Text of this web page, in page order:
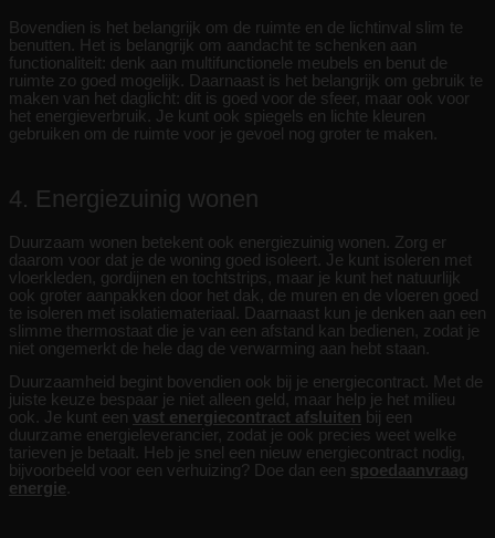
Bovendien is het belangrijk om de ruimte en de lichtinval slim te
benutten. Het is belangrijk om aandacht te schenken aan
functionaliteit: denk aan multifunctionele meubels en benut de
ruimte zo goed mogelijk. Daarnaast is het belangrijk om gebruik te
maken van het daglicht: dit is goed voor de sfeer, maar ook voor
het energieverbruik. Je kunt ook spiegels en lichte kleuren
gebruiken om de ruimte voor je gevoel nog groter te maken.
4. Energiezuinig wonen
Duurzaam wonen betekent ook energiezuinig wonen. Zorg er
daarom voor dat je de woning goed isoleert. Je kunt isoleren met
vloerkleden, gordijnen en tochtstrips, maar je kunt het natuurlijk
ook groter aanpakken door het dak, de muren en de vloeren goed
te isoleren met isolatiemateriaal. Daarnaast kun je denken aan een
slimme thermostaat die je van een afstand kan bedienen, zodat je
niet ongemerkt de hele dag de verwarming aan hebt staan.
Duurzaamheid begint bovendien ook bij je energiecontract. Met de
juiste keuze bespaar je niet alleen geld, maar help je het milieu
ook. Je kunt een vast energiecontract afsluiten bij een
duurzame energieleverancier, zodat je ook precies weet welke
tarieven je betaalt. Heb je snel een nieuw energiecontract nodig,
bijvoorbeeld voor een verhuizing? Doe dan een spoedaanvraag
energie.